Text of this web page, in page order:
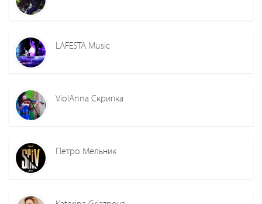
LAFESTA Music
ViolАnna Скрипка
Петро Мельник